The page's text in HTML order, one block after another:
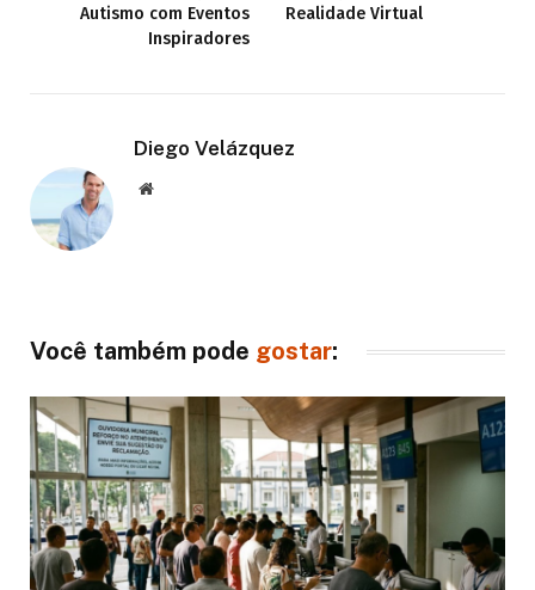
Autismo com Eventos
Inspiradores
Realidade Virtual
Diego Velázquez
Website
Você também pode gostar: